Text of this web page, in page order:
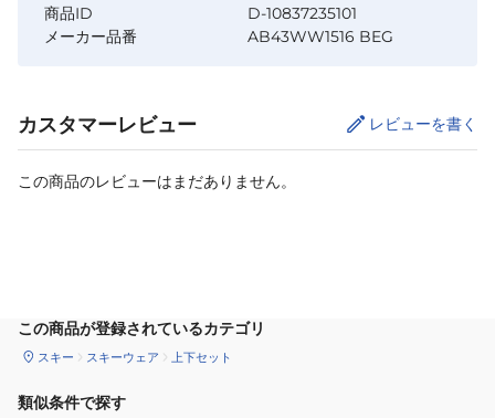
商品ID
D-10837235101
メーカー品番
AB43WW1516 BEG
カスタマーレビュー レビューを書く
この商品のレビューはまだありません。
この商品が登録されているカテゴリ
スキー スキーウェア 上下セット
類似条件で探す